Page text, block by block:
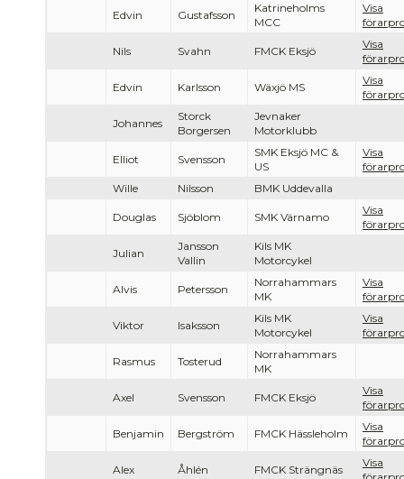
Edvin Gustafsson
Katrineholms
MCC
Visa
Nils Svahn FMCK Eksjö
Visa
Edvin Karlsson Wäxjö MS
Visa
Johannes
Storck
Borgersen
Jevnaker
Motorklubb
Elliot Svensson
SMK Eksjö MC &
US
Visa
Wille
Nilsson BMK Uddevalla
Douglas Sjöblom SMK Värnamo
Visa
Julian
Jansson
Vallin
Kils MK
Motorcykel
Alvis Petersson
Norrahammars
MK
Visa
Viktor Isaksson
Kils MK
Motorcykel
Visa
Rasmus Tosterud
Norrahammars
MK
Axel Svensson FMCK Eksjö
Visa
Benjamin Bergström FMCK Hässleholm
Visa
Alex Åhlén FMCK Strängnäs
Visa